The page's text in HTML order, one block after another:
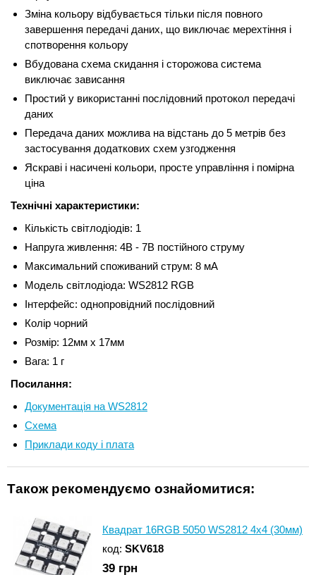
Зміна кольору відбувається тільки після повного
завершення передачі даних, що виключає мерехтіння і
спотворення кольору
Вбудована схема скидання і сторожова система
виключає зависання
Простий у використанні послідовний протокол передачі
даних
Передача даних можлива на відстань до 5 метрів без
застосування додаткових схем узгодження
Яскраві і насичені кольори, просте управління і помірна
ціна
Технічні характеристики:
Кількість світлодіодів: 1
Напруга живлення: 4В - 7В постійного струму
Максимальний споживаний струм: 8 мА
Модель світлодіода: WS2812 RGB
Інтерфейс: однопровідний послідовний
Колір чорний
Розмір: 12мм х 17мм
Вага: 1 г
Посилання:
Документація на WS2812
Схема
Приклади коду і плата
Також рекомендуємо ознайомитися:
Квадрат 16RGB 5050 WS2812 4x4 (30мм)
код: SKV618
39 грн